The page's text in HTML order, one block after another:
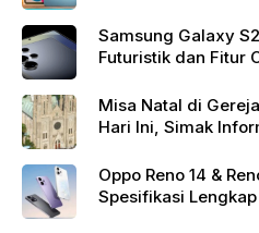
Samsung Galaxy
Futuristik dan Fitur
Misa Natal di
Hari Ini, Simak
Oppo Reno 14 &
Spesifikasi